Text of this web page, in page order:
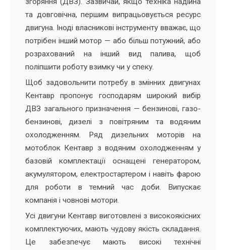
та довговічна, першим випрацьовується ресурс
двигуна. Іноді власникові інструменту вважає, що
потрібен інший мотор — або більш потужний, або
розрахований на інший вид палива, щоб
поліпшити роботу взимку чи у спеку.
Щоб задовольнити потребу в змінних двигунах
Кентавр пропонує господарям широкий вибір
ДВЗ загального призначення — бензинові, газо-
бензинові, дизелі з повітряним та водяним
охолодженням. Ряд дизельних моторів на
мотоблок Кентавр з водяним охолодженням у
базовій комплектації оснащені генератором,
акумулятором, електростартером і навіть фарою
для роботи в темний час доби. Випускає
компанія і човнові мотори.
Усі двигуни Кентавр виготовлені з високоякісних
комплектуючих, мають чудову якість складання.
Це забезпечує мають високі технічні